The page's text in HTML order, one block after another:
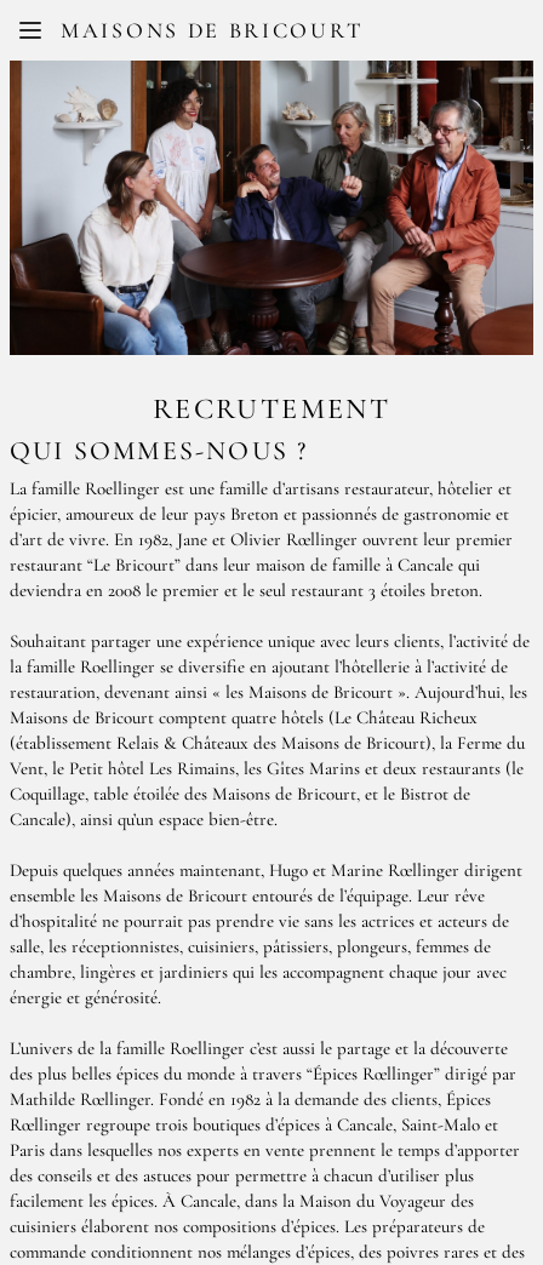
MAISONS DE BRICOURT
FR EN
RECRUTEMENT
QUI SOMMES-NOUS ?
La famille Roellinger est une famille d’artisans restaurateur, hôtelier et
épicier, amoureux de leur pays Breton et passionnés de gastronomie et
d’art de vivre. En 1982, Jane et Olivier Rœllinger ouvrent leur premier
restaurant “Le Bricourt” dans leur maison de famille à Cancale qui
deviendra en 2008 le premier et le seul restaurant 3 étoiles breton.
Souhaitant partager une expérience unique avec leurs clients, l’activité de
la famille Roellinger se diversifie en ajoutant l’hôtellerie à l’activité de
restauration, devenant ainsi « les Maisons de Bricourt ». Aujourd’hui, les
Maisons de Bricourt comptent quatre hôtels (Le Château Richeux
(établissement Relais & Châteaux des Maisons de Bricourt), la Ferme du
Vent, le Petit hôtel Les Rimains, les Gîtes Marins et deux restaurants (le
Coquillage, table étoilée des Maisons de Bricourt, et le Bistrot de
Cancale), ainsi qu’un espace bien-être.
Depuis quelques années maintenant, Hugo et Marine Rœllinger dirigent
ensemble les Maisons de Bricourt entourés de l’équipage. Leur rêve
d’hospitalité ne pourrait pas prendre vie sans les actrices et acteurs de
salle, les réceptionnistes, cuisiniers, pâtissiers, plongeurs, femmes de
chambre, lingères et jardiniers qui les accompagnent chaque jour avec
énergie et générosité.
L’univers de la famille Roellinger c’est aussi le partage et la découverte
des plus belles épices du monde à travers “Épices Rœllinger” dirigé par
Mathilde Rœllinger. Fondé en 1982 à la demande des clients, Épices
Rœllinger regroupe trois boutiques d’épices à Cancale, Saint-Malo et
Paris dans lesquelles nos experts en vente prennent le temps d’apporter
des conseils et des astuces pour permettre à chacun d’utiliser plus
facilement les épices. À Cancale, dans la Maison du Voyageur des
cuisiniers élaborent nos compositions d’épices. Les préparateurs de
commande conditionnent nos mélanges d’épices, des poivres rares et des